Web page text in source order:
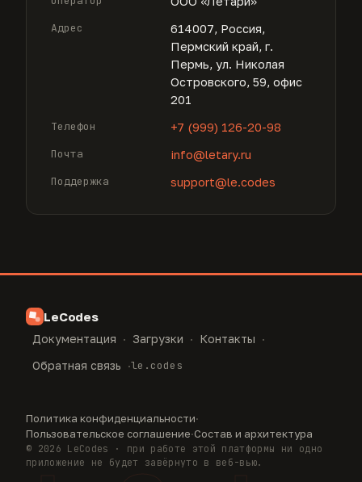
Адрес
614007, Россия,
Пермский край, г.
Пермь, ул. Николая
Островского, 59, офис
201
Телефон
+7 (999) 126-20-98
Почта
info@letary.ru
Поддержка
support@le.codes
LeCodes
Документация · Загрузки · Контакты ·
Обратная связь ·le.codes
Политика конфиденциальности·
Пользовательское соглашение·Состав и архитектура
© 2026 LeCodes · при работе этой платформы ни одно
приложение не будет завёрнуто в веб-вью.